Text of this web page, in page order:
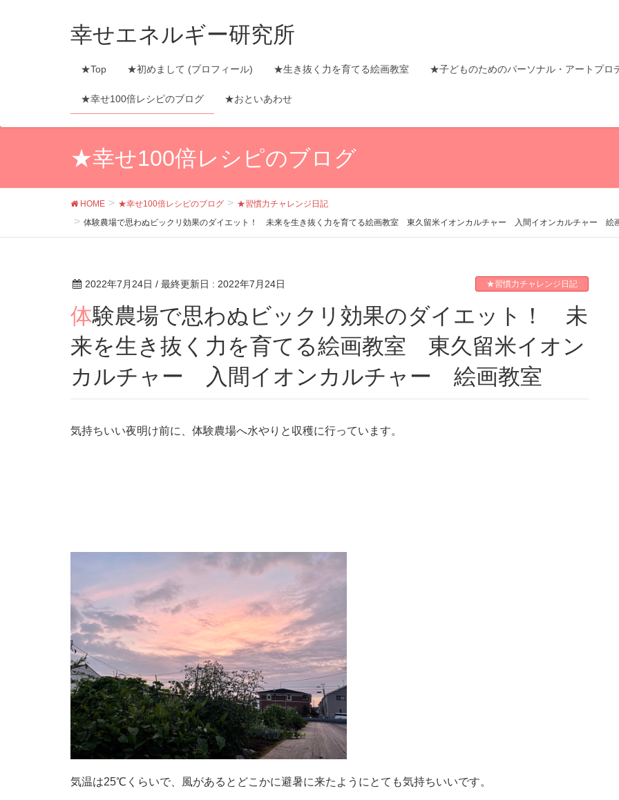
幸せエネルギー研究所
★Top ★初めまして (プロフィール) ★生き抜く力を育てる絵画教室 ★子どものためのパーソナル・アートプロ
★幸せ100倍レシピのブログ ★おといあわせ
★幸せ100倍レシピのブログ
HOME ★幸せ100倍レシピのブログ
★習慣力チャレンジ日記
体験農場で思わぬビックリ効果のダイエット！ 未来を生き抜く力を育てる絵画教室 東久留米イオンカルチャー 入間イオンカルチャー 絵
2022年7月24日 / 最終更新日 : 2022年7月24日 ★習慣力チャレンジ日記
体験農場で思わぬビックリ効果のダイエット！ 未
来を生き抜く力を育てる絵画教室 東久留米イオン
カルチャー 入間イオンカルチャー 絵画教室
気持ちいい夜明け前に、体験農場へ水やりと収穫に行っています。
気温は25℃くらいで、風があるとどこかに避暑に来たようにとても気持ちいいです。